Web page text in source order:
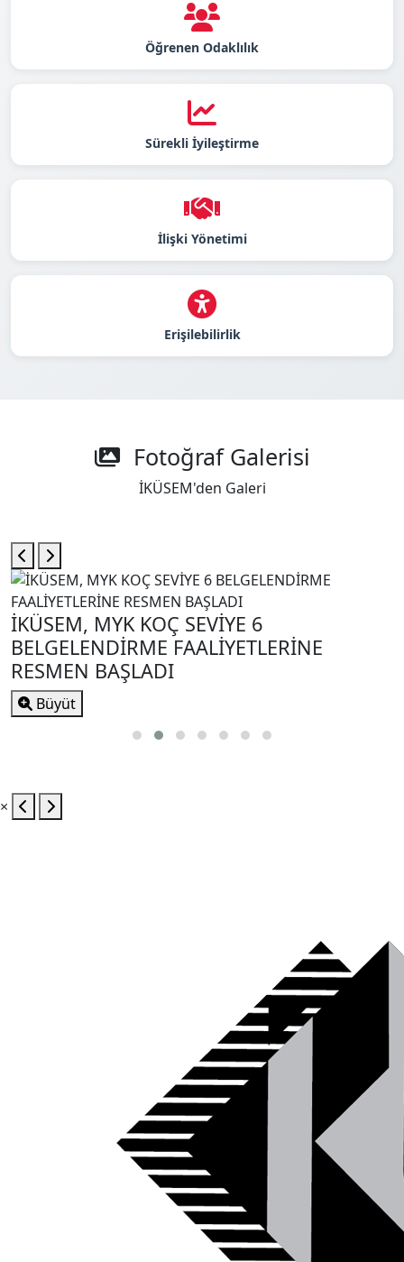
Öğrenen Odaklılık
Sürekli İyileştirme
İlişki Yönetimi
Erişilebilirlik
Fotoğraf Galerisi
İKÜSEM'den Galeri
İKÜSEM, MYK KOÇ SEVİYE 6
BELGELENDİRME FAALİYETLERİNE
RESMEN BAŞLADI
Büyüt
×